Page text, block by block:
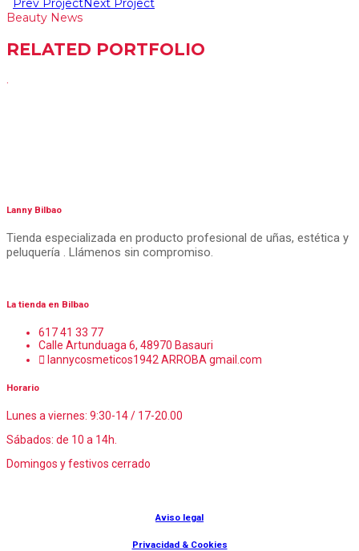
Prev ProjectNext Project
Beauty News
RELATED PORTFOLIO
Lanny Bilbao
Tienda especializada en producto profesional de uñas, estética y
peluquería . Llámenos sin compromiso.
La tienda en Bilbao
617 41 33 77
Calle Artunduaga 6, 48970 Basauri
lannycosmeticos1942 ARROBA gmail.com
Horario
Lunes a viernes: 9:30-14 / 17-20.00
Sábados: de 10 a 14h.
Domingos y festivos cerrado
Aviso legal
Privacidad & Cookies